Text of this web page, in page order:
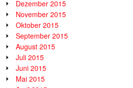
Dezember 2015
November 2015
Oktober 2015
September 2015
August 2015
Juli 2015
Juni 2015
Mai 2015